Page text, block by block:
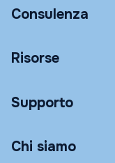
Consulenza
Risorse
Supporto
Chi siamo